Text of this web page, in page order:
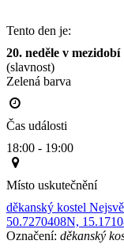
Tento den je:
20. neděle v mezidobí
(slavnost)
Čas události
18:00 - 19:00
Místo uskutečnění
děkanský kostel
50.7270408N,
Označení: děkanský